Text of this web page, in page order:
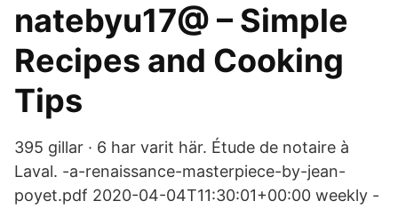
natebyu17@ – Simple
Recipes and Cooking
Tips
395 gillar · 6 har varit här. Étude de notaire à
Laval. -a-renaissance-masterpiece-by-jean-
poyet.pdf 2020-04-04T11:30:01+00:00 weekly -